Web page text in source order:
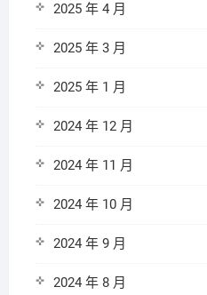
2025 年 4 月
2025 年 3 月
2025 年 1 月
2024 年 12 月
2024 年 11 月
2024 年 10 月
2024 年 9 月
2024 年 8 月